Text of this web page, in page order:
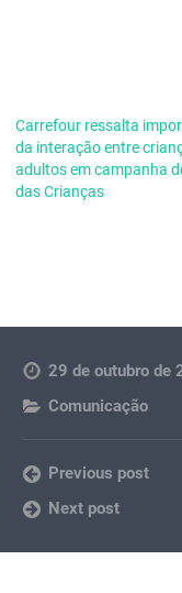
Carrefour ressalta
da interação entre
adultos em campanha
das Crianças
29 de outubro de
Comunicação
Previous post
Next post